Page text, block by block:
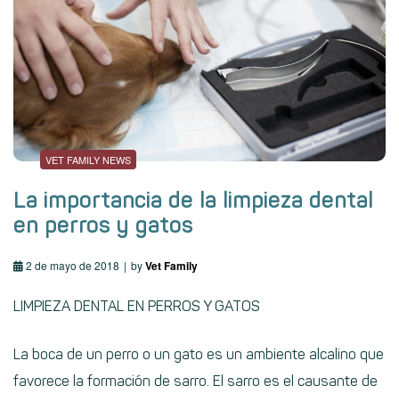
VET FAMILY NEWS
La importancia de la limpieza dental
en perros y gatos
2 de mayo de 2018 byVet Family
LIMPIEZA DENTAL EN PERROS Y GATOS
La boca de un perro o un gato es un ambiente alcalino que
favorece la formación de sarro. El sarro es el causante de